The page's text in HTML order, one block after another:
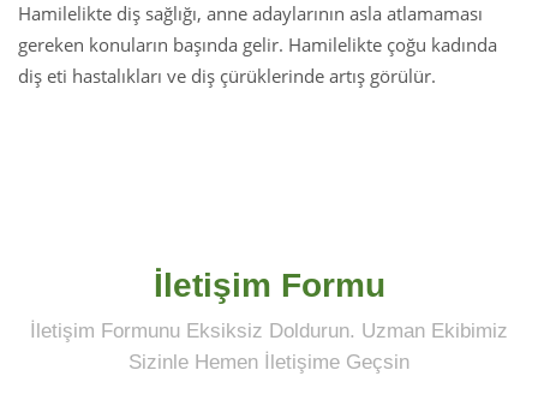
Hamilelikte diş sağlığı, anne adaylarının asla atlamaması
gereken konuların başında gelir. Hamilelikte çoğu kadında
diş eti hastalıkları ve diş çürüklerinde artış görülür.
İletişim Formu
İletişim Formunu Eksiksiz Doldurun. Uzman Ekibimiz
Sizinle Hemen İletişime Geçsin